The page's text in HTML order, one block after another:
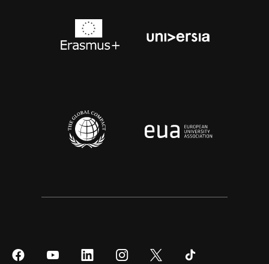
SíguenosSíguenos
SíguenosSíguenos
Síguenos